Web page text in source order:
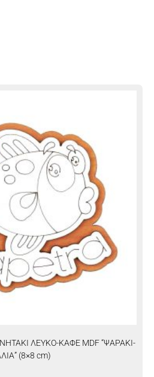
ΛΕΥΚΟ-ΚΑΦΕ MDF “ΨΑΡΑΚΙ-
(8×8 cm)